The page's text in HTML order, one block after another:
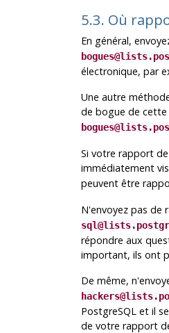
5.3. Où
En général,
électronique, par
Une autre
de bogue de cette
Si votre rapport
immédiatement
peuvent être
N'envoyez pas de
répondre aux
important, ils ont
De même,
PostgreSQL et il
de votre rapport